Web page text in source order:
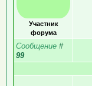
Участник
форума
Сообщение #
99